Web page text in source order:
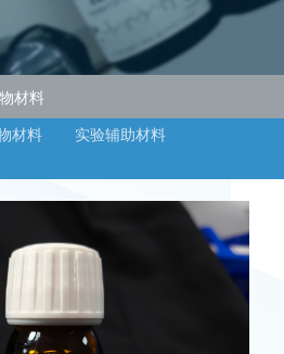
材料
实验辅助材料
材料